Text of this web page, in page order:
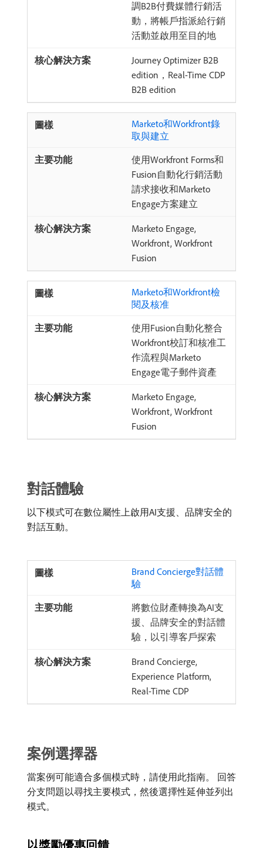
調B2B付費媒體行銷活
動，將帳戶指派給行銷
活動並啟用至目的地
Journey Optimizer B2B
edition，Real-Time CDP
B2B edition
Marketo和Workfront錄
取與建立
使用Workfront Forms和
Fusion自動化行銷活動
請求接收和Marketo
Engage方案建立
Marketo Engage,
Workfront, Workfront
Fusion
Marketo和Workfront檢
閱及核准
使用Fusion自動化整合
Workfront校訂和核准工
作流程與Marketo
Engage電子郵件資產
Marketo Engage,
Workfront, Workfront
Fusion
對話體驗
以下模式可在數位屬性上啟用AI支援、品牌安全的
對話互動。
Brand Concierge對話體
驗
將數位財產轉換為AI支
援、品牌安全的對話體
驗，以引導客戶探索
Brand Concierge,
Experience Platform,
Real-Time CDP
案例選擇器
當案例可能適合多個模式時，請使用此指南。 回答
分支問題以尋找主要模式，然後選擇性延伸並列出
模式。
以獎勵優惠回饋